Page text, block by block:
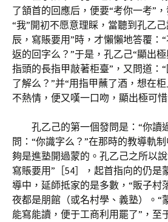
了頷首的回應后，便要“考你一考”
“我”開初不愿意理睬，當聽到孔乙
辰，寫賬要用”時，才懶懶地答覆：
返的回字么？”于是，孔乙己“顯出
指頭的長指甲敲著柜臺”，又問道：
了解么？”并“用指甲蘸了酒，想在
不熱情，便又嘆一口吻，顯出極可惜
孔乙己的第一個發問是：“你讀
問：“你識字么？”在那時的教導軌
夠是進塾開過蒙的。孔乙己之所以
寫賬要用”［54］，起首指向的仍是
導中，延師抵家的是多數，“販子村
夜都是朋館（或名村學、義塾）。“
能寫能讀，便于工商利用罷了”，至